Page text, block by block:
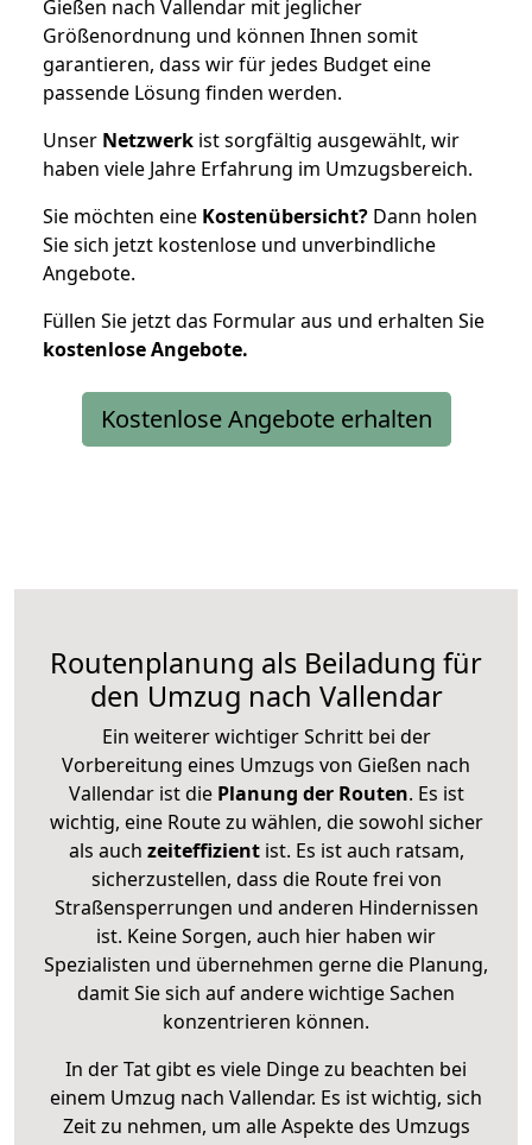
Gießen nach Vallendar mit jeglicher
Größenordnung und können Ihnen somit
garantieren, dass wir für jedes Budget eine
passende Lösung finden werden.
Unser Netzwerk ist sorgfältig ausgewählt, wir
haben viele Jahre Erfahrung im Umzugsbereich.
Sie möchten eine Kostenübersicht? Dann holen
Sie sich jetzt kostenlose und unverbindliche
Angebote.
Füllen Sie jetzt das Formular aus und erhalten Sie
kostenloseAngebote.
Kostenlose Angebote erhalten
Routenplanung als Beiladung für
den Umzug nach Vallendar
Ein weiterer wichtiger Schritt bei der
Vorbereitung eines Umzugs von Gießen nach
Vallendar ist diePlanung der Routen. Es ist
wichtig, eine Route zu wählen, die sowohl sicher
als auch zeiteffizientist. Es ist auch ratsam,
sicherzustellen, dass die Route frei von
Straßensperrungen und anderen Hindernissen
ist. Keine Sorgen, auch hier haben wir
Spezialisten und übernehmen gerne die Planung,
damit Sie sich auf andere wichtige Sachen
konzentrieren können.
In der Tat gibt es viele Dinge zu beachten bei
einem Umzug nach Vallendar. Es ist wichtig, sich
Zeit zu nehmen, um alle Aspekte des Umzugs